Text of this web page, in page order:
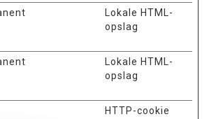
Lokale HTML-
opslag
Lokale HTML-
opslag
HTTP-cookie